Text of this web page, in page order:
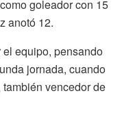
goleador con 15
anotó 12.
equipo, pensando
jornada, cuando
vencedor de